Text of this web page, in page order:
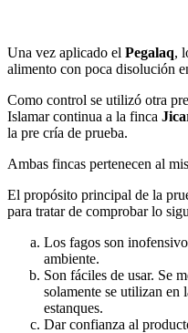
Una vez aplicado el Pegalaq,
alimento con poca disolución
Como control se utilizó otra
Islamar continua a la finca
la pre cría de prueba.
Ambas fincas pertenecen al
El propósito principal de la
para tratar de comprobar lo
Los fagos son
ambiente.
Son fáciles de usar. Se
solamente se utilizan en
estanques.
Dar confianza al